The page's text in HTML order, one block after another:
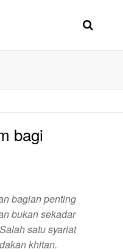
bagi
bagian penting
bukan sekadar
satu syariat
khitan.